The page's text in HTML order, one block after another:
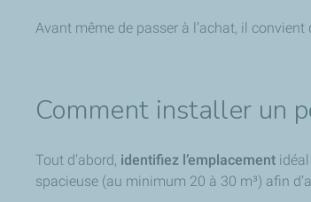
Avant même de passer à l’achat, il
Comment installer un
Tout d’abord, identifiez l’emplacement
spacieuse (au minimum 20 à 30 m³) afin